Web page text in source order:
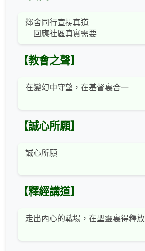
鄰舍同行宣揚真道
回應社區真實需要
【教會之聲】
在變幻中守望，在基督裏合一
【誠心所願】
誠心所願
【釋經講道】
走出內心的戰場，在聖靈裏得釋放